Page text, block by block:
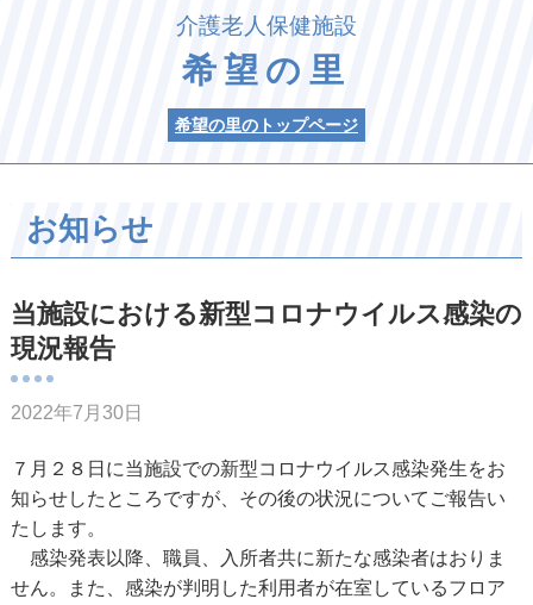
介護老人保健施設
希望の里
希望の里のトップページ
お知らせ
当施設における新型コロナウイルス感染の
現況報告
2022年7月30日
７月２８日に当施設での新型コロナウイルス感染発生をお
知らせしたところですが、その後の状況についてご報告い
たします。
感染発表以降、職員、入所者共に新たな感染者はおりま
せん。また、感染が判明した利用者が在室しているフロア